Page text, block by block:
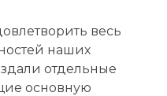
весь
наших
отдельные
основную